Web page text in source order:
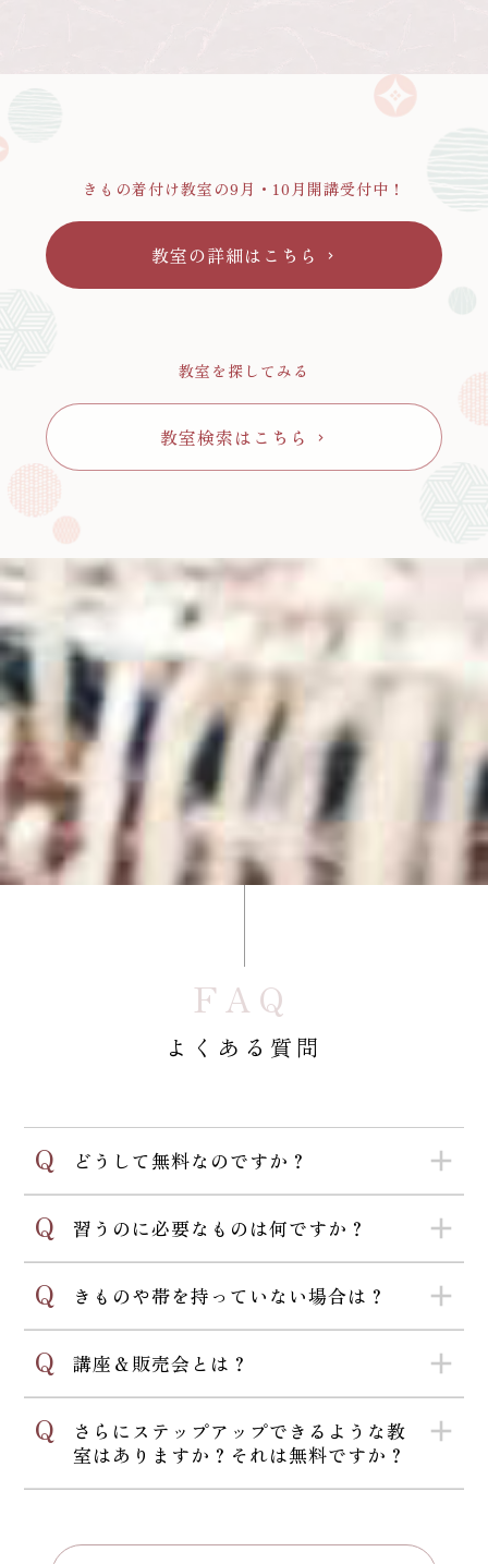
きもの着付け教室の9月・10月開講受付中！
教室の詳細はこちら chevron_right
教室を探してみる
教室検索はこちら chevron_right
FAQ
よくある質問
Q どうして無料なのですか？ add
Q 習うのに必要なものは何ですか？ add
Q きものや帯を持っていない場合は？ add
Q 講座＆販売会とは？ add
Q
さらにステップアップできるような教
室はありますか？それは無料ですか？
add